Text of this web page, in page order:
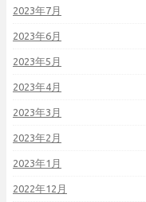
2023年7月
2023年6月
2023年5月
2023年4月
2023年3月
2023年2月
2023年1月
2022年12月